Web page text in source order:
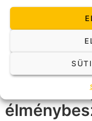
kapcsán. Az EAGT
hogy helyet
akik szeretnék […]
Budapest
ülés
Mondok